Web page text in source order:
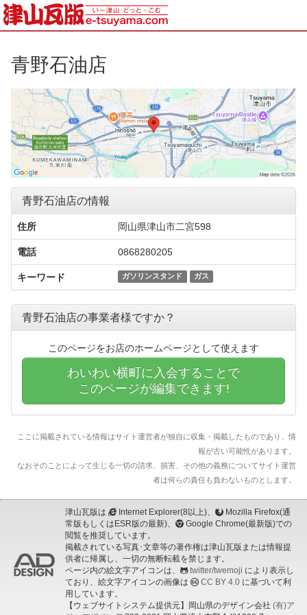
青野石油店
青野石油店の情報
住所 岡山県津山市二宮598
電話 0868280205
キーワード ガソリンスタンド ガス
青野石油店の事業者様ですか？
このページをお店のホームページとして使えます
わいわい横町に入会することで
このページが編集できます!
ここに掲載されている情報はサイト運営者が独自に収集・掲載したものであり、情
報が古い可能性があります。
なおそのことによって生じる一切の請求、損害、その他の義務についてサイト運営
者は何らの責任も負わないものとします。
津山瓦版は Internet Explorer(8以上)、
Mozilla Firefox(通
常版もしくはESR版の最新)、
Google Chrome(最新版)での
閲覧を推奨しています。
掲載されている写真･文章等の著作権は津山瓦版または情報提
供者に帰属し、一切の無断転載を禁じます。
ページ内の絵文字アイコンは、
twitter/twemoji により表示し
ており、絵文字アイコンの画像は
CC BY 4.0 に基づいて利
用しています。
【ウェブサイトシステム提供元】岡山県のデザイン会社 (有)ア